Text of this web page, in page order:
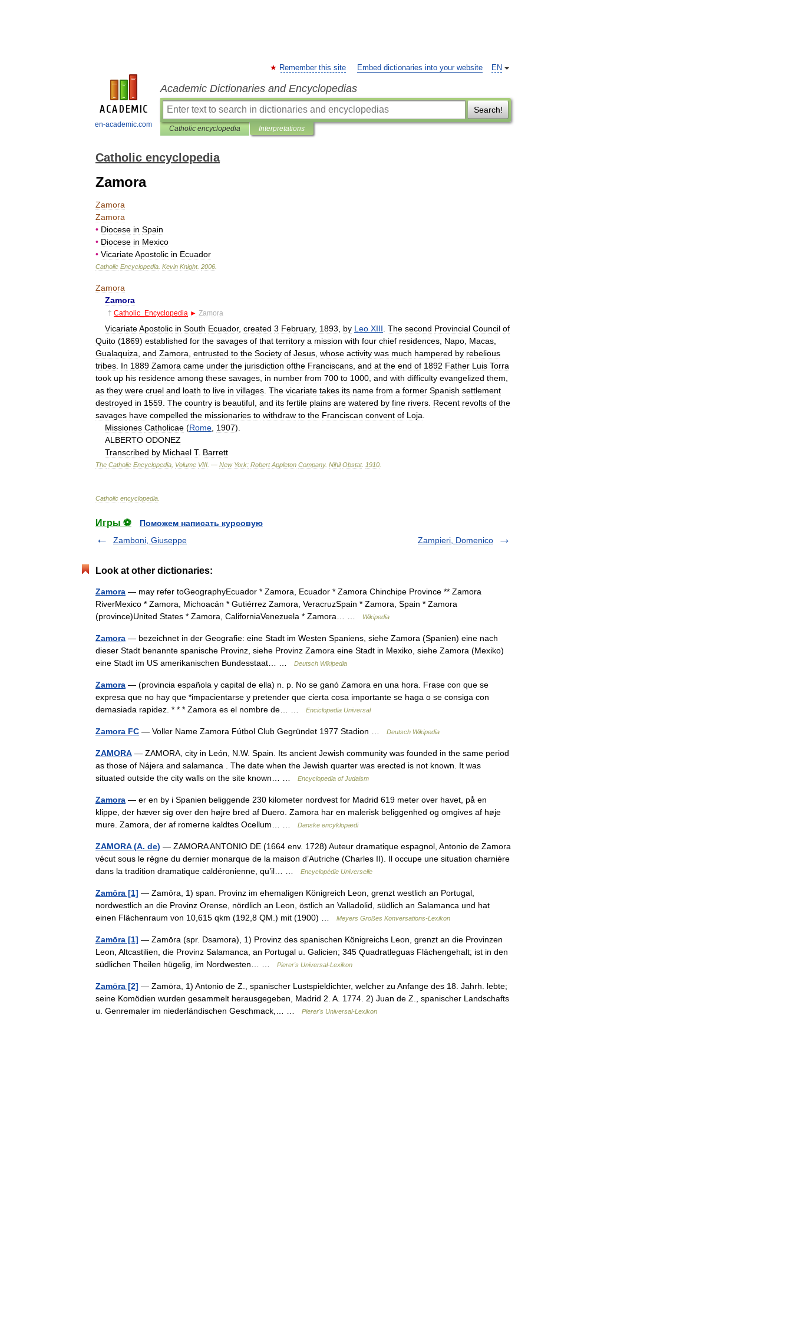
en-academic.com
EN
Remember this site Embed dictionaries into your website
Academic Dictionaries and Encyclopedias
Search!
Catholic encyclopedia Interpretations
Catholic encyclopedia
Zamora
Zamora
Zamora
• Diocese in Spain
• Diocese in Mexico
• VicariateApostolic in Ecuador
Catholic Encyclopedia Kevin Knight. 2006
Zamora
Zamora
† Catholic Encyclopedia ► Zamora
VicariateApostolic in South Ecuador, created 3 February, 1893 by Leo XIII The second Provincial Council of
Quito (1869) established for the savages of that territory a mission with four chief residences Napo Macas
Gualaquiza and Zamora entrusted to the Society of Jesus whose activity was much hampered by rebelious
tribes In 1889 Zamora came under the jurisdiction ofthe Franciscans and at the end of 1892 Father Luis Torra
took up his residence among these savages in number from 700 to 1000 and with difficulty evangelized them
as they were cruel and loath to live in villages The vicariate takes its name from a former Spanish settlement
destroyed in 1559 The country is beautiful and its fertile plains are watered by fine rivers Recent revolts of the
savages have compelled the missionaries to withdraw to the Franciscan convent of Loja
Missiones Catholicae (Rome 1907).
ALBERTO ODONEZ
Transcribed by Michael T. Barrett
The Catholic Encyclopedia Volume VIII . — New York: Robert Appleton Company. Nihil Obstat. 1910
Catholic encyclopedia
Игры ⚽
Поможем написать курсовую
Zamboni, Giuseppe
Zampieri, Domenico
Look at other dictionaries:
Zamora — may refer toGeographyEcuador * Zamora, Ecuador * Zamora Chinchipe Province ** Zamora
RiverMexico * Zamora, Michoacán * Gutiérrez Zamora, VeracruzSpain * Zamora, Spain * Zamora
(province)United States * Zamora, CaliforniaVenezuela * Zamora… …
Wikipedia
Zamora — bezeichnet in der Geografie: eine Stadt im Westen Spaniens, siehe Zamora (Spanien) eine nach
dieser Stadt benannte spanische Provinz, siehe Provinz Zamora eine Stadt in Mexiko, siehe Zamora (Mexiko)
eine Stadt im US amerikanischen Bundesstaat… …
Deutsch Wikipedia
Zamora — (provincia española y capital de ella) n. p. No se ganó Zamora en una hora. Frase con que se
expresa que no hay que *impacientarse y pretender que cierta cosa importante se haga o se consiga con
demasiada rapidez. * * * Zamora es el nombre de… …
Enciclopedia Universal
Zamora FC — Voller Name Zamora Fútbol Club Gegründet 1977 Stadion … Deutsch Wikipedia
ZAMORA — ZAMORA, city in León, N.W. Spain. Its ancient Jewish community was founded in the same period
as those of Nájera and salamanca . The date when the Jewish quarter was erected is not known. It was
situated outside the city walls on the site known… …
Encyclopedia of Judaism
Zamora — er en by i Spanien beliggende 230 kilometer nordvest for Madrid 619 meter over havet, på en
klippe, der hæver sig over den højre bred af Duero. Zamora har en malerisk beliggenhed og omgives af høje
mure. Zamora, der af romerne kaldtes Ocellum… …
Danske encyklopædi
ZAMORA (A. de) — ZAMORA ANTONIO DE (1664 env. 1728) Auteur dramatique espagnol, Antonio de Zamora
vécut sous le règne du dernier monarque de la maison d’Autriche (Charles II). Il occupe une situation charnière
dans la tradition dramatique caldéronienne, qu’il… …
Encyclopédie Universelle
Zamōra [1] — Zamōra, 1) span. Provinz im ehemaligen Königreich Leon, grenzt westlich an Portugal,
nordwestlich an die Provinz Orense, nördlich an Leon, östlich an Valladolid, südlich an Salamanca und hat
einen Flächenraum von 10,615 qkm (192,8 QM.) mit (1900) …
Meyers Großes Konversations-Lexikon
Zamōra [1] — Zamōra (spr. Dsamora), 1) Provinz des spanischen Königreichs Leon, grenzt an die Provinzen
Leon, Altcastilien, die Provinz Salamanca, an Portugal u. Galicien; 345 Quadratleguas Flächengehalt; ist in den
südlichen Theilen hügelig, im Nordwesten… …
Pierer's Universal-Lexikon
Zamōra [2] — Zamōra, 1) Antonio de Z., spanischer Lustspieldichter, welcher zu Anfange des 18. Jahrh. lebte;
seine Komödien wurden gesammelt herausgegeben, Madrid 2. A. 1774. 2) Juan de Z., spanischer Landschafts
u. Genremaler im niederländischen Geschmack,… …
Pierer's Universal-Lexikon